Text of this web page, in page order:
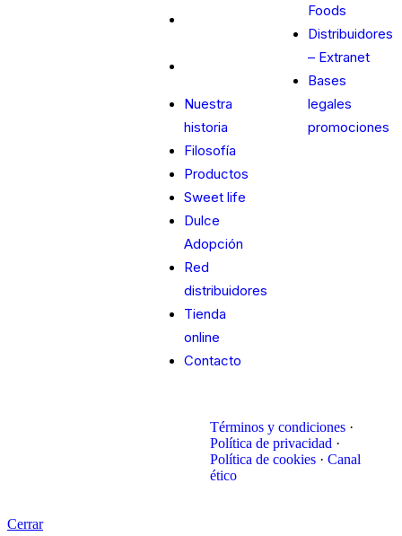
Nuestra
historia
Filosofía
Productos
Sweet life
Dulce
Adopción
Red
distribuidores
Tienda
online
Contacto
Foods
Distribuidores
– Extranet
Bases
legales
promociones
Términos y condiciones ·
Política de privacidad ·
Política de cookies · Canal
ético
Cerrar